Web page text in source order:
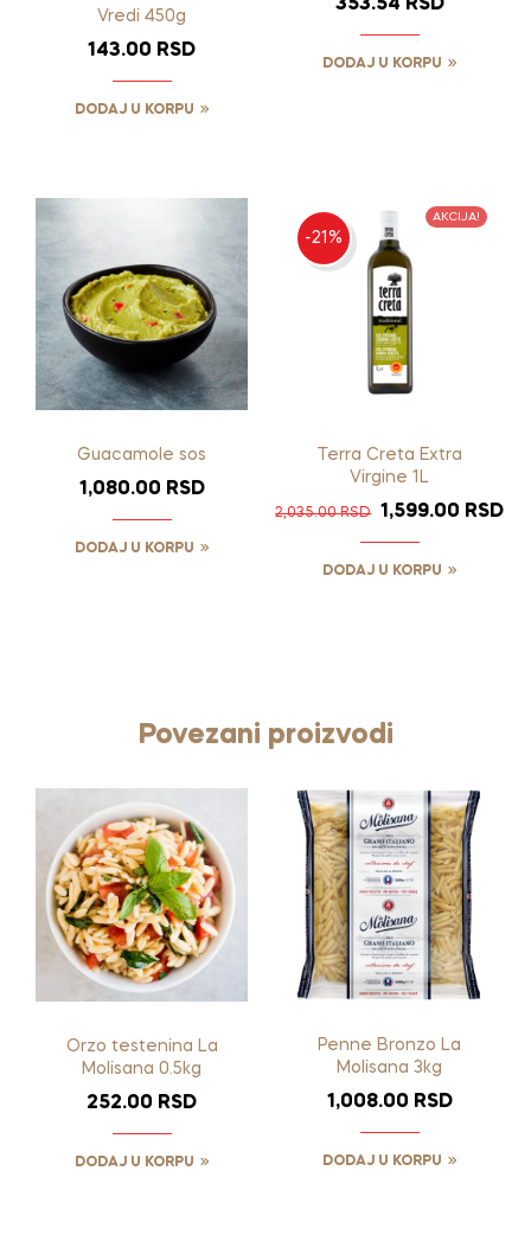
Vredi 450g
143.00 RSD
DODAJ U KORPU
353.54 RSD
DODAJ U KORPU
Guacamole sos
1,080.00 RSD
DODAJ U KORPU
-21%
AKCIJA!
Terra Creta Extra
Virgine 1L
2,035.00RSD 1,599.00 RSD
DODAJ U KORPU
Povezani proizvodi
Orzo testenina La
Molisana 0.5kg
252.00 RSD
DODAJ U KORPU
Penne Bronzo La
Molisana 3kg
1,008.00 RSD
DODAJ U KORPU